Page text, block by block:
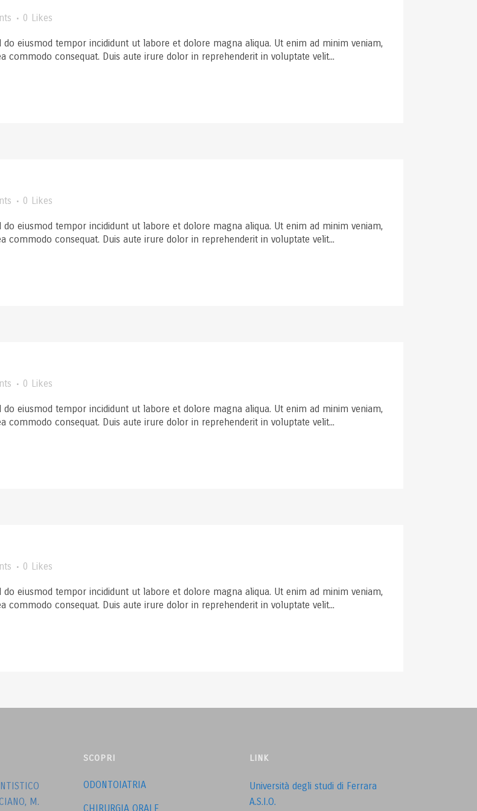
0 Likes
eiusmod tempor incididunt ut labore et dolore magna aliqua. Ut enim ad minim veniam,
consequat. Duis aute irure dolor in reprehenderit in voluptate velit...
0 Likes
eiusmod tempor incididunt ut labore et dolore magna aliqua. Ut enim ad minim veniam,
consequat. Duis aute irure dolor in reprehenderit in voluptate velit...
0 Likes
eiusmod tempor incididunt ut labore et dolore magna aliqua. Ut enim ad minim veniam,
consequat. Duis aute irure dolor in reprehenderit in voluptate velit...
0 Likes
eiusmod tempor incididunt ut labore et dolore magna aliqua. Ut enim ad minim veniam,
consequat. Duis aute irure dolor in reprehenderit in voluptate velit...
M.
SCOPRI
ODONTOIATRIA
CHIRURGIA ORALE
LINK
Università degli studi di Ferrara
A.S.I.O.